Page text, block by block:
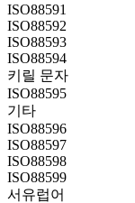
ISO88591
ISO88592
ISO88593
ISO88594
키릴 문자
ISO88595
기타
ISO88596
ISO88597
ISO88598
ISO88599
서유럽어